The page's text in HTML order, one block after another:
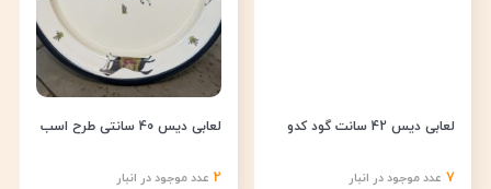
7 عدد موجود در انبار
لعابی دیس 42 سانت گود کدو
2 عدد موجود در انبار
لعابی دیس 40 سانتی طرح اسب